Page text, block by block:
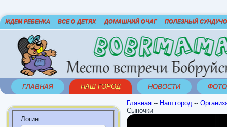
ЖДЕМ РЕБЕНКА ВСЕ О ДЕТЯХ ДОМАШНИЙ ОЧАГ ПОЛЕЗНЫЙ
ГЛАВНАЯ НАШ ГОРОД НОВОСТИ
Логин
Главная -- Наш город --
Сыночки